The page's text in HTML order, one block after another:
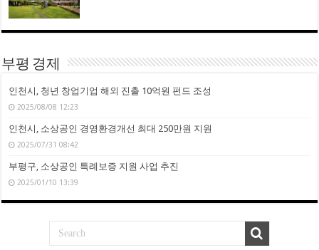
부평 경제
인천시, 청년 창업기업 해외 진출 10억원 펀드 조성
2025/08/08 12:23
인천시, 소상공인 경영환경개선 최대 250만원 지원
2025/07/31 08:42
부평구, 소상공인 특례보증 지원 사업 추진
2025/01/10 13:39